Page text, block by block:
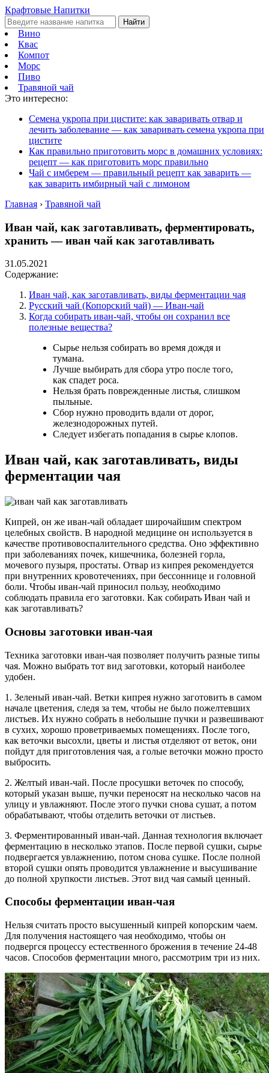
Крафтовые Напитки
Найти
Вино
Квас
Компот
Морс
Пиво
Травяной чай
Это интересно:
Семена укропа при цистите: как заваривать отвар и
лечить заболевание — как заваривать семена укропа при
цистите
Как правильно приготовить морс в домашних условиях:
рецепт — как приготовить морс правильно
Чай с имберем — правильный рецепт как заварить —
как заварить имбирный чай с лимоном
Главная › Травяной чай
Иван чай, как заготавливать, ферментировать,
хранить — иван чай как заготавливать
31.05.2021
Содержание:
Иван чай, как заготавливать, виды ферментации чая
Русский чай (Копорский чай) — Иван-чай
Когда собирать иван-чай, чтобы он сохранил все
полезные вещества?
Сырье нельзя собирать во время дождя и
тумана.
Лучше выбирать для сбора утро после того,
как спадет роса.
Нельзя брать поврежденные листья, слишком
пыльные.
Сбор нужно проводить вдали от дорог,
железнодорожных путей.
Следует избегать попадания в сырье клопов.
Иван чай, как заготавливать, виды
ферментации чая
Кипрей, он же иван-чай обладает широчайшим спектром
целебных свойств. В народной медицине он используется в
качестве противовоспалительного средства. Оно эффективно
при заболеваниях почек, кишечника, болезней горла,
мочевого пузыря, простаты. Отвар из кипрея рекомендуется
при внутренних кровотечениях, при бессоннице и головной
боли. Чтобы иван-чай приносил пользу, необходимо
соблюдать правила его заготовки. Как собирать Иван чай и
как заготавливать?
Основы заготовки иван-чая
Техника заготовки иван-чая позволяет получить разные типы
чая. Можно выбрать тот вид заготовки, который наиболее
удобен.
1. Зеленый иван-чай. Ветки кипрея нужно заготовить в самом
начале цветения, следя за тем, чтобы не было пожелтевших
листьев. Их нужно собрать в небольшие пучки и развешивают
в сухих, хорошо проветриваемых помещениях. После того,
как веточки высохли, цветы и листья отделяют от веток, они
пойдут для приготовления чая, а голые веточки можно просто
выбросить.
2. Желтый иван-чай. После просушки веточек по способу,
который указан выше, пучки переносят на несколько часов на
улицу и увлажняют. После этого пучки снова сушат, а потом
обрабатывают, чтобы отделить веточки от листьев.
3. Ферментированный иван-чай. Данная технология включает
ферментацию в несколько этапов. После первой сушки, сырье
подвергается увлажнению, потом снова сушке. После полной
второй сушки опять проводится увлажнение и высушивание
до полной хрупкости листьев. Этот вид чая самый ценный.
Способы ферментации иван-чая
Нельзя считать просто высушенный кипрей копорским чаем.
Для получения настоящего чая необходимо, чтобы он
подвергся процессу естественного брожения в течение 24-48
часов. Способов ферментации много, рассмотрим три из них.